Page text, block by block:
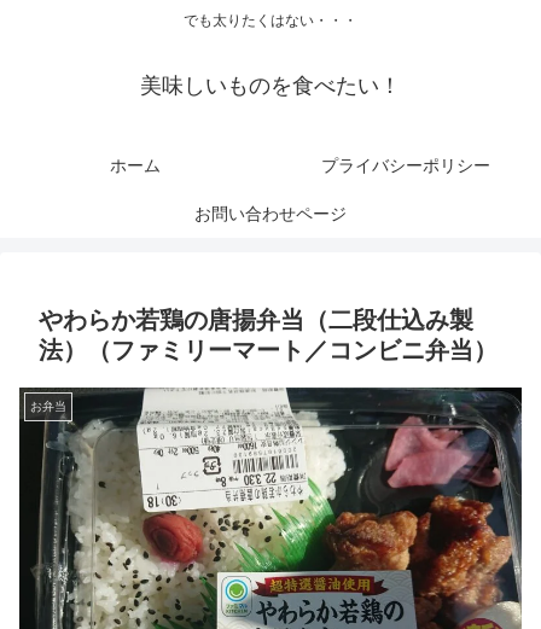
でも太りたくはない・・・
美味しいものを食べたい！
ホーム プライバシーポリシー
お問い合わせページ
やわらか若鶏の唐揚弁当（二段仕込み製
法）（ファミリーマート／コンビニ弁当）
お弁当